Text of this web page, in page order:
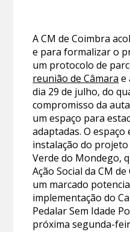
A CM de Coimbra
e para formalizar o
um protocolo de
reunião de Câmara e
dia 29 de julho, do
compromisso da
um espaço para
adaptadas. O
instalação do
Verde do Mondego,
Ação Social da CM
um marcado
implementação do
Pedalar Sem Idade
próxima segunda-